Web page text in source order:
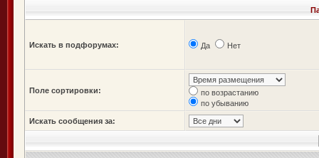
Искать в подфорумах: Да Нет
Поле сортировки:
по возрастанию
по убыванию
Искать сообщения за: